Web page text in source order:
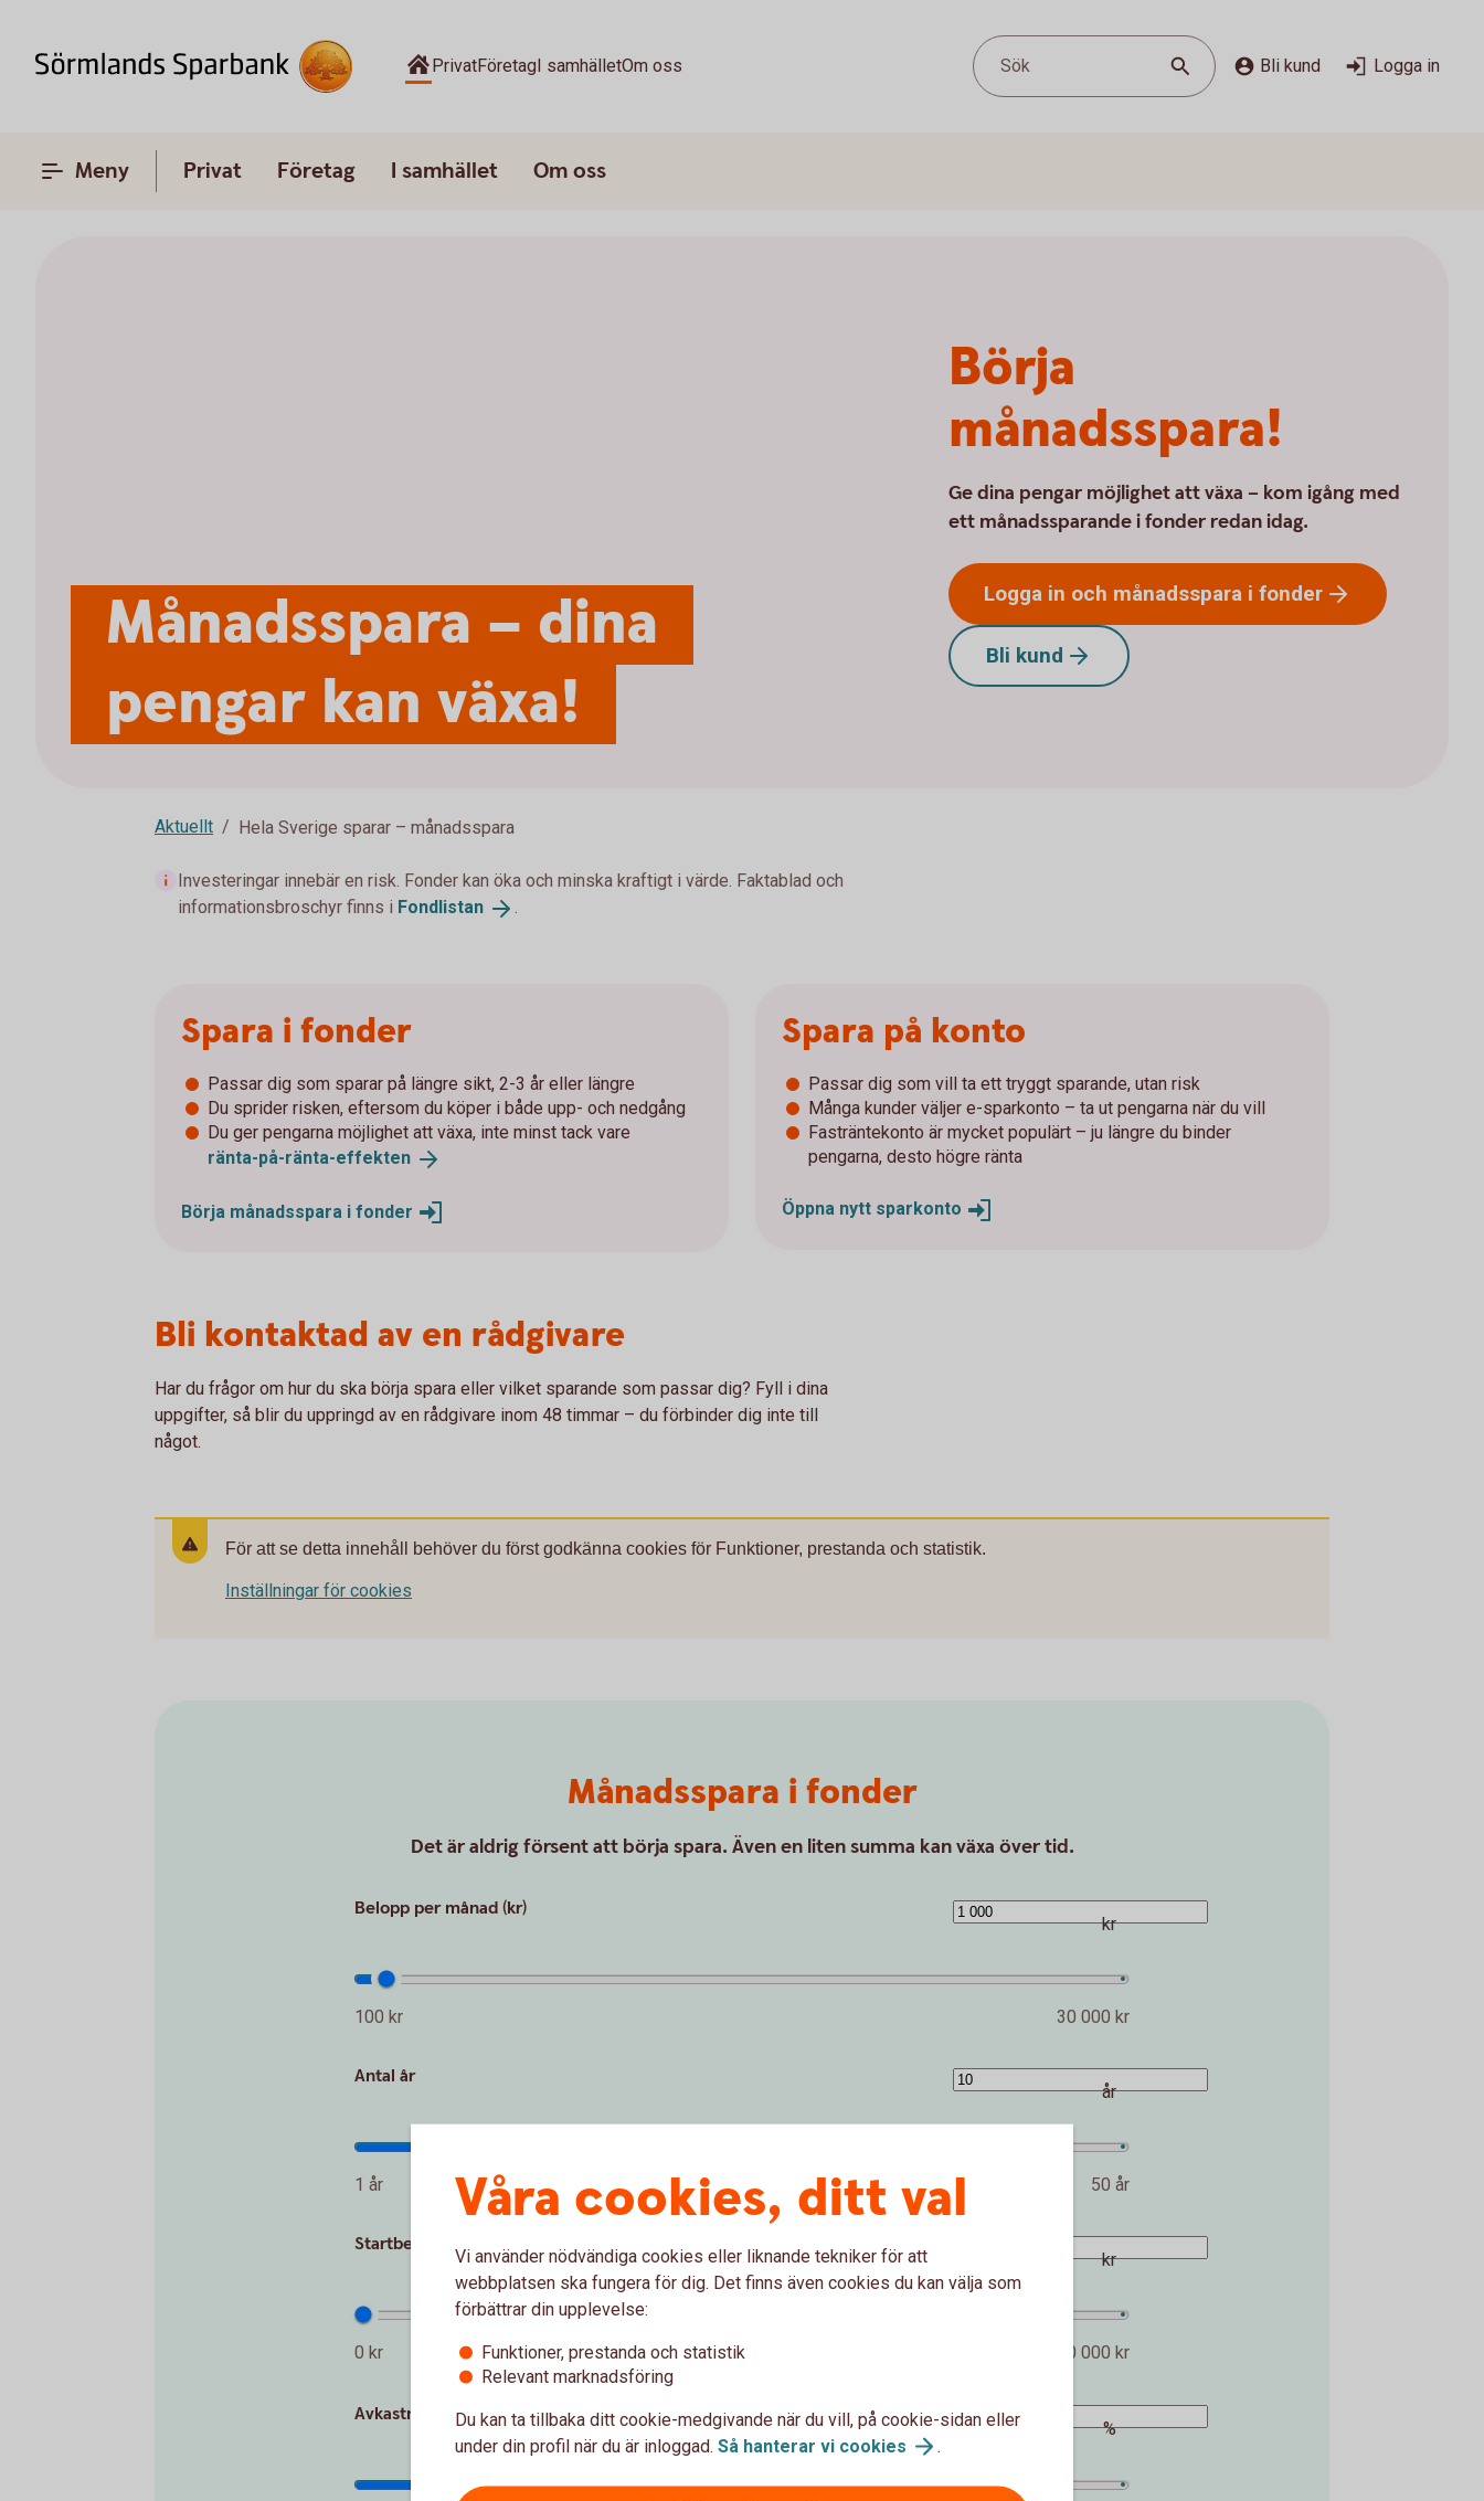
PrivatFöretagI samhälletOm oss Sök Bli kund Logga in
Meny Privat Företag I samhället Om oss
Månadsspara – dina
pengar kan växa!
Börja
månadsspara!
Ge dina pengar möjlighet att växa – kom igång med
ett månadssparande i fonder redan idag.
Logga in och månadsspara i fonder
Bli kund
Aktuellt Hela Sverige sparar – månadsspara
Investeringar innebär en risk. Fonder kan öka och minska kraftigt i värde. Faktablad och
informationsbroschyr finns i Fondlistan .
Spara i fonder
Passar dig som sparar på längre sikt, 2-3 år eller längre
Du sprider risken, eftersom du köper i både upp- och nedgång
Du ger pengarna möjlighet att växa, inte minst tack vare
ränta-på-ränta-effekten
Börja månadsspara i fonder
Spara på konto
Passar dig som vill ta ett tryggt sparande, utan risk
Många kunder väljer e-sparkonto – ta ut pengarna när du vill
Fasträntekonto är mycket populärt – ju längre du binder
pengarna, desto högre ränta
Öppna nytt sparkonto
Bli kontaktad av en rådgivare
Har du frågor om hur du ska börja spara eller vilket sparande som passar dig? Fyll i dina
uppgifter, så blir du uppringd av en rådgivare inom 48 timmar – du förbinder dig inte till
något.
För att se detta innehåll behöver du först godkänna cookies för Funktioner, prestanda och statistik.
Inställningar för cookies
Månadsspara i fonder
Det är aldrig försent att börja spara. Även en liten summa kan växa över tid.
Belopp per månad (kr)
100 kr 30 000 kr
kr
Antal år
1 år 50 år
år
Startbelopp (kr)
0 kr 2 000 000 kr
kr
Avkastning per år (%)
%
Våra cookies, ditt val
Vi använder nödvändiga cookies eller liknande tekniker för att
webbplatsen ska fungera för dig. Det finns även cookies du kan välja som
förbättrar din upplevelse:
Funktioner, prestanda och statistik
Relevant marknadsföring
Du kan ta tillbaka ditt cookie-medgivande när du vill, på cookie-sidan eller
under din profil när du är inloggad. Så hanterar vi cookies .